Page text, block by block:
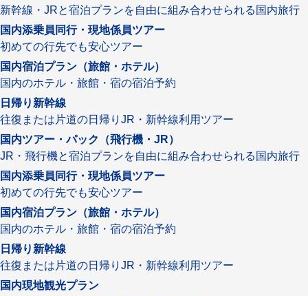
新幹線・JRと宿泊プランを自由に組み合わせられる国内旅行
国内添乗員同行・現地係員ツアー
初めての行先でも安心ツアー
国内宿泊プラン（旅館・ホテル）
国内のホテル・旅館・宿の宿泊予約
日帰り新幹線
往復または片道の日帰りJR・新幹線利用ツアー
国内ツアー・パック（飛行機・JR）
JR・飛行機と宿泊プランを自由に組み合わせられる国内旅行
国内添乗員同行・現地係員ツアー
初めての行先でも安心ツアー
国内宿泊プラン（旅館・ホテル）
国内のホテル・旅館・宿の宿泊予約
日帰り新幹線
往復または片道の日帰りJR・新幹線利用ツアー
国内現地観光プラン